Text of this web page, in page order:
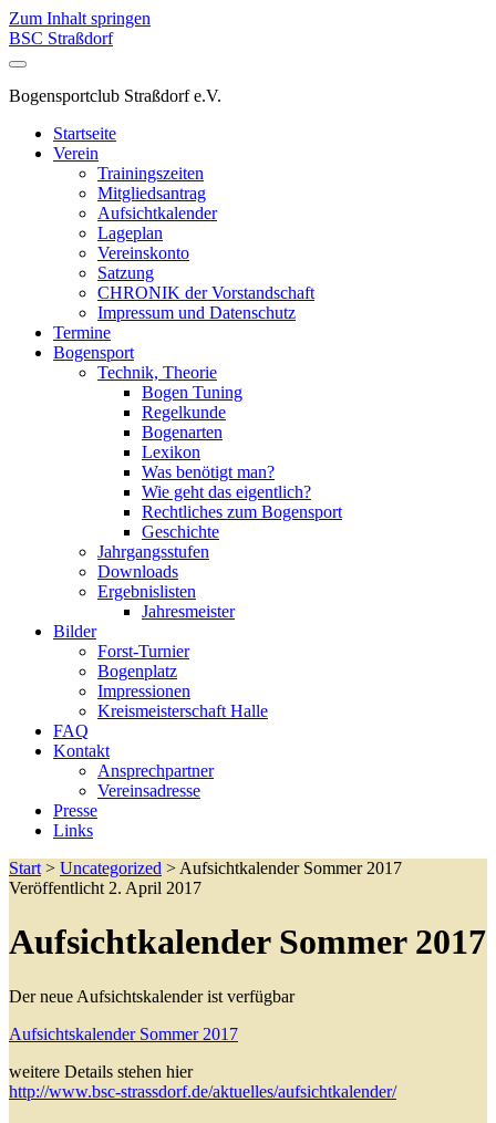
Zum Inhalt springen
BSC Straßdorf
Bogensportclub Straßdorf e.V.
Startseite
Verein
Trainingszeiten
Mitgliedsantrag
Aufsichtkalender
Lageplan
Vereinskonto
Satzung
CHRONIK der Vorstandschaft
Impressum und Datenschutz
Termine
Bogensport
Technik, Theorie
Bogen Tuning
Regelkunde
Bogenarten
Lexikon
Was benötigt man?
Wie geht das eigentlich?
Rechtliches zum Bogensport
Geschichte
Jahrgangsstufen
Downloads
Ergebnislisten
Jahresmeister
Bilder
Forst-Turnier
Bogenplatz
Impressionen
Kreismeisterschaft Halle
FAQ
Kontakt
Ansprechpartner
Vereinsadresse
Presse
Links
Start > Uncategorized > Aufsichtkalender Sommer 2017
Veröffentlicht 2. April 2017
Aufsichtkalender Sommer 2017
Der neue Aufsichtskalender ist verfügbar
Aufsichtskalender Sommer 2017
weitere Details stehen hier
http://www.bsc-strassdorf.de/aktuelles/aufsichtkalender/